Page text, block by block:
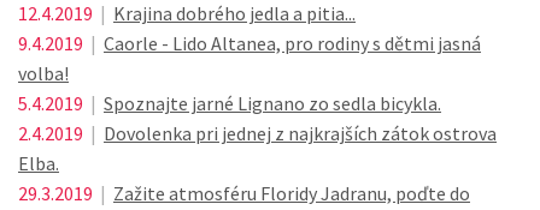
12.4.2019 | Krajina dobrého jedla a pitia...
9.4.2019 | Caorle - Lido Altanea, pro rodiny s dětmi jasná
volba!
5.4.2019 | Spoznajte jarné Lignano zo sedla bicykla.
2.4.2019 | Dovolenka pri jednej z najkrajších zátok ostrova
Elba.
29.3.2019 | Zažite atmosféru Floridy Jadranu, poďte do